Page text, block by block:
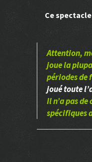
Ce
Attention,
joue la
périodes de
joué toute
Il n’a pas
spécifiques